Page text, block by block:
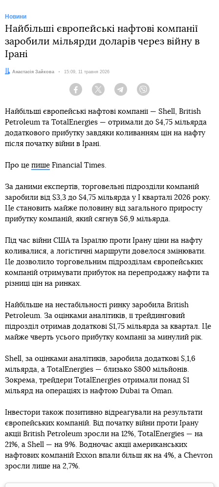
Новини
Найбільші європейські нафтові компанії
заробили мільярди доларів через війну в
Ірані
Автор:
Анастасія Зайкова Дата:
15:09, 11 травня 2026
Facebook Twitter Telegram
Найбільші європейські нафтові компанії — Shell, British
Petroleum та TotalEnergies — отримали до $4,75 мільярда
додаткового прибутку завдяки коливанням цін на нафту
після початку війни в Ірані.
Про це пише Financial Times.
За даними експертів, торговельні підрозділи компаній
заробили від $3,3 до $4,75 мільярда у І кварталі 2026 року.
Це становить майже половину від загального приросту
прибутку компаній, який сягнув $6,9 мільярда.
Під час війни США та Ізраїлю проти Ірану ціни на нафту
коливалися, а логістичні маршрути довелося змінювати.
Це дозволило торговельним підрозділам європейських
компаній отримувати прибуток на перепродажу нафти та
різниці цін на ринках.
Найбільше на нестабільності ринку заробила British
Petroleum. За оцінками аналітиків, її трейдинговий
підрозділ отримав додаткові $1,75 мільярда за квартал. Це
майже чверть усього прибутку компанії за минулий рік.
Shell, за оцінками аналітиків, заробила додаткові $,1,6
мільярда, а TotalEnergies — близько $800 мільйонів.
Зокрема, трейдери TotalEnergies отримали понад $1
мільярд на операціях із нафтою Dubai та Oman.
Інвестори також позитивно відреагували на результати
європейських компаній. Від початку війни проти Ірану
акції British Petroleum зросли на 12%, TotalEnergies — на
21%, а Shell — на 9%. Водночас акції американських
нафтових компаній Exxon впали більш як на 4%, а Chevron
зросли лише на 2,7%.